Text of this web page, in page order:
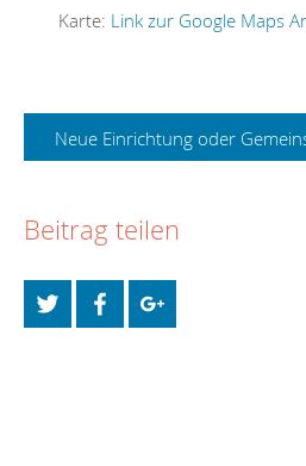
Karte: Link zur Google Maps
Neue Einrichtung oder
Beitrag teilen